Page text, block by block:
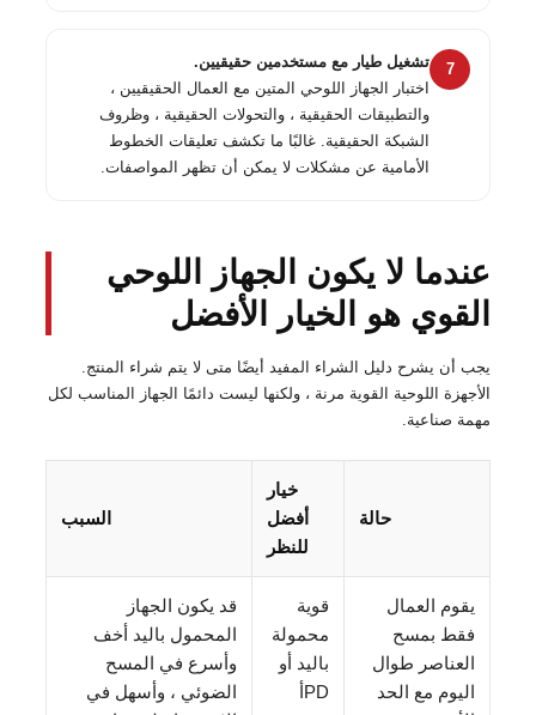
7
تشغيل طيار مع مستخدمين حقيقيين.
اختبار الجهاز اللوحي المتين مع العمال الحقيقيين ،
والتطبيقات الحقيقية ، والتحولات الحقيقية ، وظروف
الشبكة الحقيقية. غالبًا ما تكشف تعليقات الخطوط
الأمامية عن مشكلات لا يمكن أن تظهر المواصفات.
عندما لا يكون الجهاز اللوحي
القوي هو الخيار الأفضل
يجب أن يشرح دليل الشراء المفيد أيضًا متى لا يتم شراء المنتج.
الأجهزة اللوحية القوية مرنة ، ولكنها ليست دائمًا الجهاز المناسب لكل
مهمة صناعية.
حالة
خيار
أفضل
للنظر
السبب
يقوم العمال
فقط بمسح
العناصر طوال
اليوم مع الحد
قوية
محمولة
باليد أو
PDأ
قد يكون الجهاز
المحمول باليد أخف
وأسرع في المسح
الضوئي ، وأسهل في